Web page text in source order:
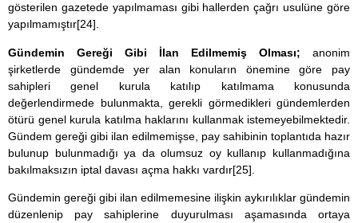
gösterilen gazetede yapılmaması gibi hallerden çağrı usulüne göre
yapılmamıştır[24].
Gündemin Gereği Gibi İlan Edilmemiş Olması; anonim
şirketlerde gündemde yer alan konuların önemine göre pay
sahipleri genel kurula katılıp katılmama konusunda
değerlendirmede bulunmakta, gerekli görmedikleri gündemlerden
ötürü genel kurula katılma haklarını kullanmak istemeyebilmektedir.
Gündem gereği gibi ilan edilmemişse, pay sahibinin toplantıda hazır
bulunup bulunmadığı ya da olumsuz oy kullanıp kullanmadığına
bakılmaksızın iptal davası açma hakkı vardır[25]
Gündemin gereği gibi ilan edilmemesine ilişkin aykırılıklar gündemin
düzenlenip pay sahiplerine duyurulması aşamasında ortaya